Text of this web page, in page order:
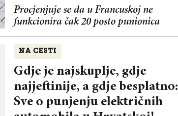
Procjenjuje se da u Francuskoj ne
funkcionira čak 20 posto punionica
NA CESTI
Gdje je najskuplje, gdje
najjeftinije, a gdje besplatno:
Sve o punjenju električnih